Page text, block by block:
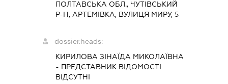
ПОЛТАВСЬКА ОБЛ., ЧУТІВСЬКИЙ
Р-Н, АРТЕМІВКА, ВУЛИЦЯ МИРУ, 5
dossier.heads:
КИРИЛОВА ЗІНАЇДА МИКОЛАЇВНА
- ПРЕДСТАВНИК ВІДОМОСТІ
ВІДСУТНІ